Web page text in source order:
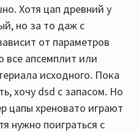
Хотя цап древний у
но за то даж с
от параметров
все апсемплит или
исходного. Пока
хочу dsd с запасом. Но
цапы хреновато играют
нужно поиграться с